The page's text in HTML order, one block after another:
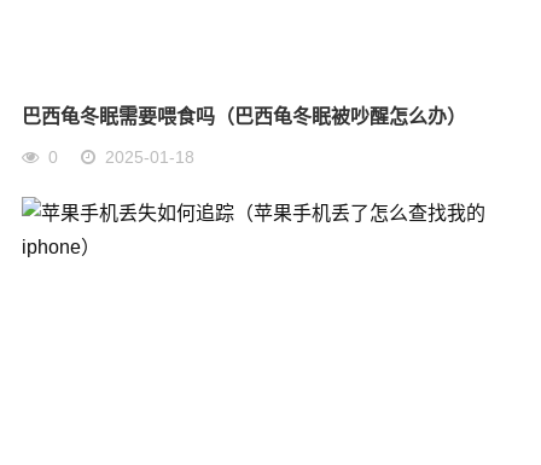
巴西龟冬眠需要喂食吗（巴西龟冬眠被吵醒怎么办）
0 2025-01-18